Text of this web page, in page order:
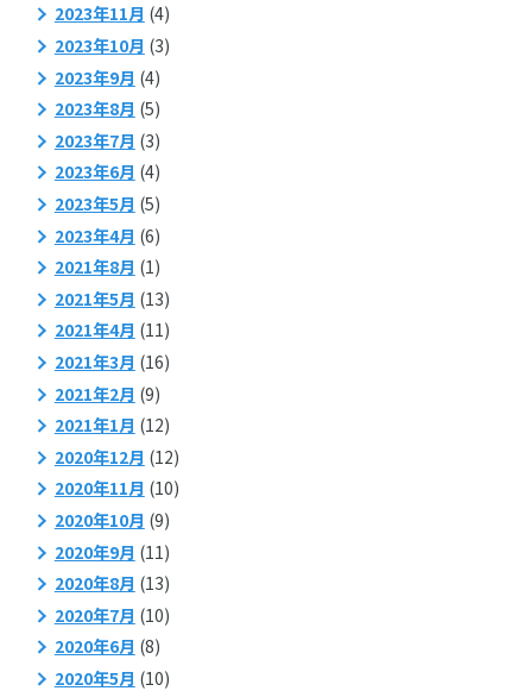
2023年11月 (4)
2023年10月 (3)
2023年9月 (4)
2023年8月 (5)
2023年7月 (3)
2023年6月 (4)
2023年5月 (5)
2023年4月 (6)
2021年8月 (1)
2021年5月 (13)
2021年4月 (11)
2021年3月 (16)
2021年2月 (9)
2021年1月 (12)
2020年12月 (12)
2020年11月 (10)
2020年10月 (9)
2020年9月 (11)
2020年8月 (13)
2020年7月 (10)
2020年6月 (8)
2020年5月 (10)